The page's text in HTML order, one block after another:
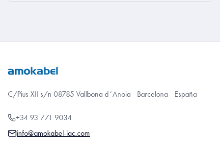
C/Pius XII s/n 08785 Vallbona d´Anoia - Barcelona - España
+34 93 771 9034
info@amokabel-iac.com